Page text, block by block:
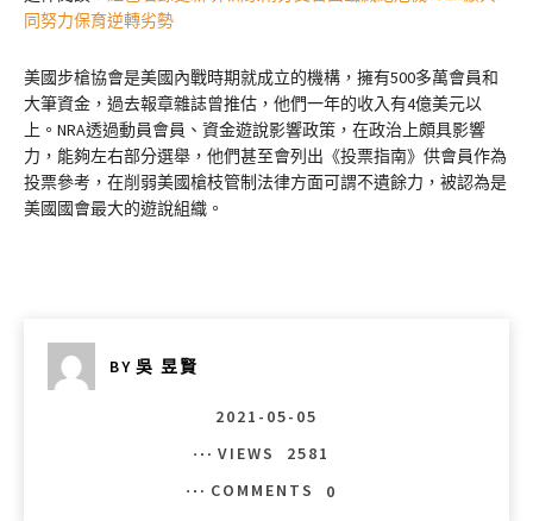
同努力保育逆轉劣勢
美國步槍協會是美國內戰時期就成立的機構，擁有500多萬會員和
大筆資金，過去報章雜誌曾推估，他們一年的收入有4億美元以
上。NRA透過動員會員、資金遊說影響政策，在政治上頗具影響
力，能夠左右部分選舉，他們甚至會列出《投票指南》供會員作為
投票參考，在削弱美國槍枝管制法律方面可謂不遺餘力，被認為是
美國國會最大的遊說組織。
BY 吳 昱賢
2021-05-05
VIEWS
2581
COMMENTS
0